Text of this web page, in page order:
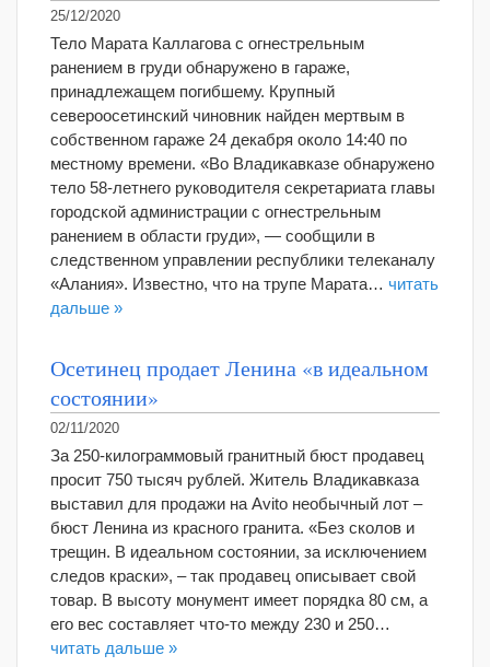
25/12/2020
Тело Марата Каллагова с огнестрельным
ранением в груди обнаружено в гараже,
принадлежащем погибшему. Крупный
североосетинский чиновник найден мертвым в
собственном гараже 24 декабря около 14:40 по
местному времени. «Во Владикавказе обнаружено
тело 58-летнего руководителя секретариата главы
городской администрации с огнестрельным
ранением в области груди», — сообщили в
следственном управлении республики телеканалу
«Алания». Известно, что на трупе Марата… читать
дальше »
Осетинец продает Ленина «в идеальном
состоянии»
02/11/2020
За 250-килограммовый гранитный бюст продавец
просит 750 тысяч рублей. Житель Владикавказа
выставил для продажи на Avito необычный лот –
бюст Ленина из красного гранита. «Без сколов и
трещин. В идеальном состоянии, за исключением
следов краски», – так продавец описывает свой
товар. В высоту монумент имеет порядка 80 см, а
его вес составляет что-то между 230 и 250…
читать дальше »